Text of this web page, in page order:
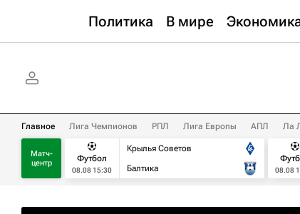
Политика В мире
Главное Лига Чемпионов РПЛ Лига Европы АПЛ Ла
Матч-
центр
Футбол
08.08 15:30
Крылья Советов
Балтика
08.08